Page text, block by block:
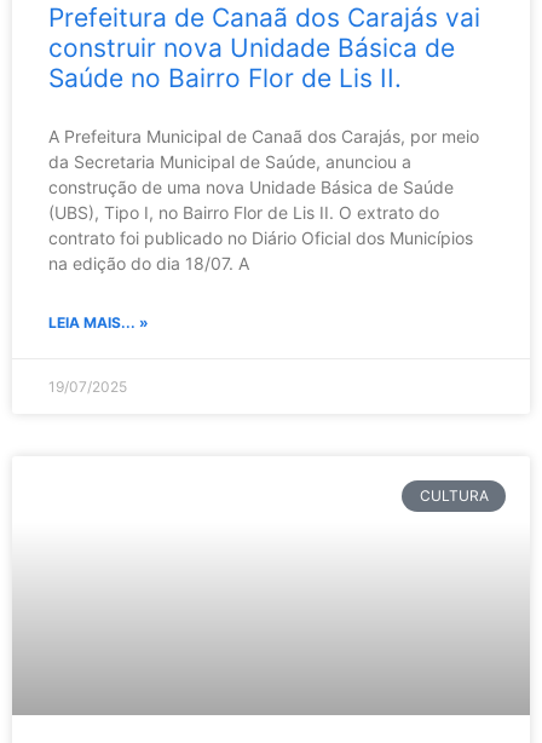
Prefeitura de Canaã dos Carajás vai
construir nova Unidade Básica de
Saúde no Bairro Flor de Lis II.
A Prefeitura Municipal de Canaã dos Carajás, por meio
da Secretaria Municipal de Saúde, anunciou a
construção de uma nova Unidade Básica de Saúde
(UBS), Tipo I, no Bairro Flor de Lis II. O extrato do
contrato foi publicado no Diário Oficial dos Municípios
na edição do dia 18/07. A
LEIA MAIS... »
19/07/2025
CULTURA